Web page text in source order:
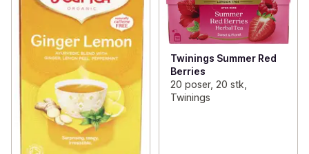
Twinings Summer Red
Berries
20 poser, 20 stk,
Twinings